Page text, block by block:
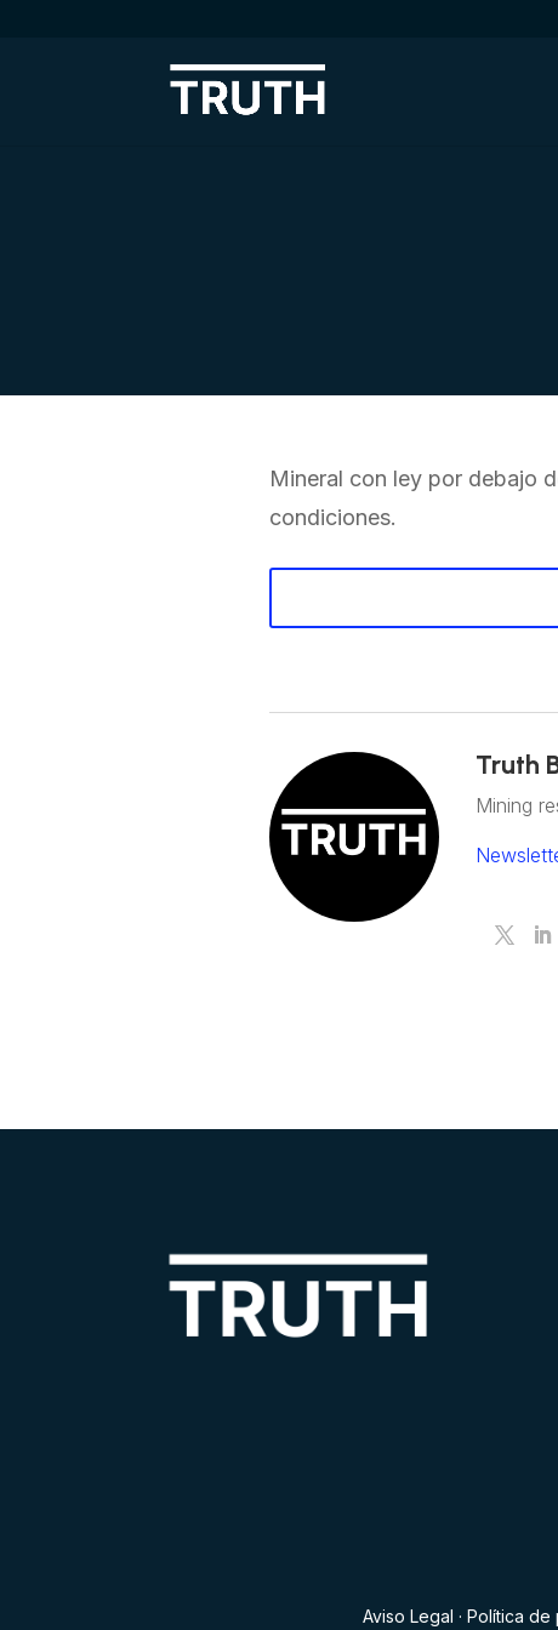
Mineral con ley por debajo
condiciones.
Truth
Mining
Aviso Legal · Política de